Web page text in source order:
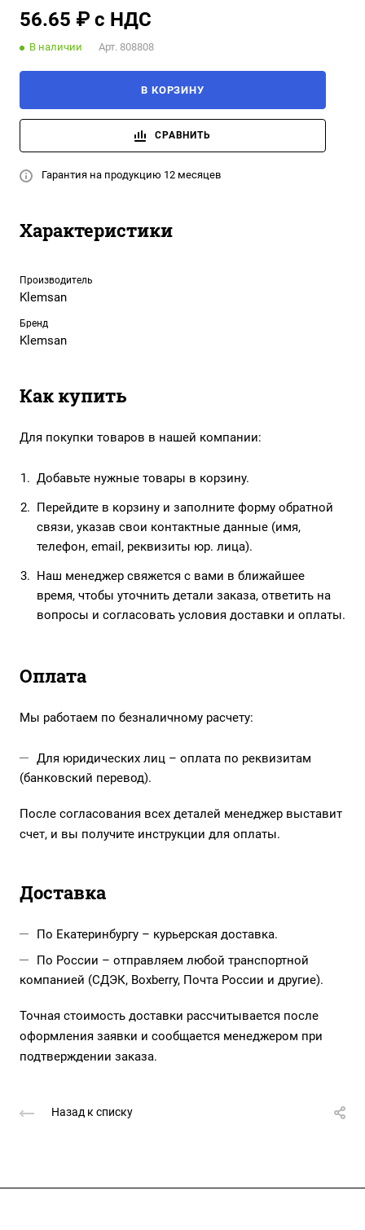
56.65 ₽ с НДС
В наличии Арт. 808808
В КОРЗИНУ
СРАВНИТЬ
Гарантия на продукцию 12 месяцев
Характеристики
Производитель
Klemsan
Бренд
Klemsan
Как купить
Для покупки товаров в нашей компании:
Добавьте нужные товары в корзину.
Перейдите в корзину и заполните форму обратной
связи, указав свои контактные данные (имя,
телефон, email, реквизиты юр. лица).
Наш менеджер свяжется с вами в ближайшее
время, чтобы уточнить детали заказа, ответить на
вопросы и согласовать условия доставки и оплаты.
Оплата
Мы работаем по безналичному расчету:
Для юридических лиц – оплата по реквизитам
(банковский перевод).
После согласования всех деталей менеджер выставит
счет, и вы получите инструкции для оплаты.
Доставка
По Екатеринбургу – курьерская доставка.
По России – отправляем любой транспортной
компанией (СДЭК, Boxberry, Почта России и другие).
Точная стоимость доставки рассчитывается после
оформления заявки и сообщается менеджером при
подтверждении заказа.
Назад к списку